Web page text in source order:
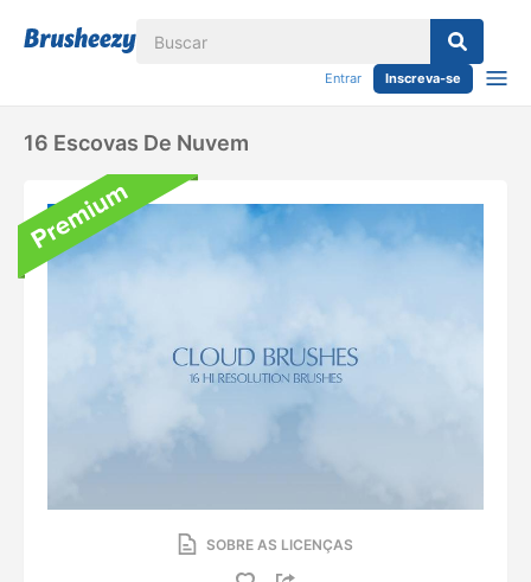
Entrar Inscreva-se
16 Escovas De Nuvem
SOBRE AS LICENÇAS